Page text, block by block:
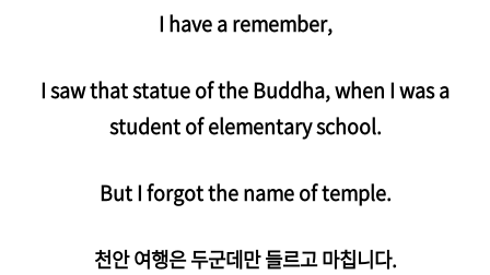
I have a remember,
I saw that statue of the Buddha, when I was a
student of elementary school.
But I forgot the name of temple.
천안 여행은 두군데만 들르고 마칩니다.